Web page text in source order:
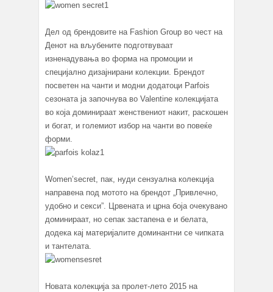
Дел од брендовите на Fashion Group во чест на
Денот на вљубените подготвуваат
изненадувања во форма на промоции и
специјално дизајнирани колекции. Брендот
посветен на чанти и модни додатоци Parfois
сезоната ја започнува во Valentine колекцијата
во која доминираат женствениот накит, раскошен
и богат, и големиот избор на чанти во повеќе
форми.
Women’secret, пак, нуди сензуална колекција
направена под мотото на брендот „Привлечно,
удобно и секси”. Црвената и црна боја очекувано
доминираат, но сепак застапена е и белата,
додека кај материјалите доминантни се чипката
и тантелата.
Новата колекција за пролет-лето 2015 на